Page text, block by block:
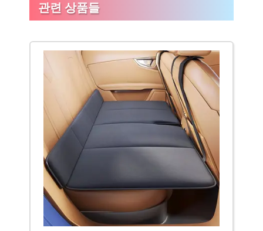
관련 상품들